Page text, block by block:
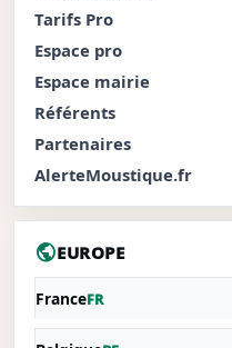
Tarifs Pro
Espace pro
Espace mairie
Référents
Partenaires
AlerteMoustique.fr
publicEUROPE
FranceFR